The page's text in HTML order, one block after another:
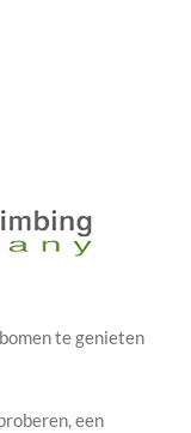
te genieten
een